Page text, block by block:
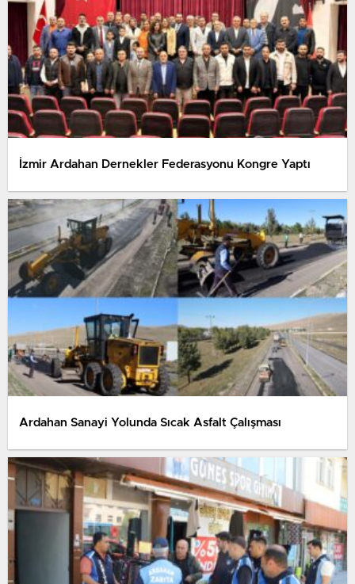
İzmir Ardahan Dernekler Federasyonu Kongre Yaptı
Ardahan Sanayi Yolunda Sıcak Asfalt Çalışması